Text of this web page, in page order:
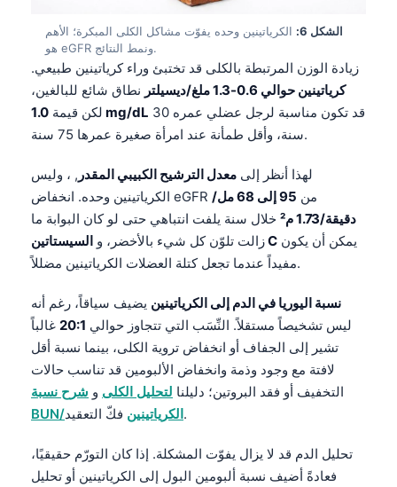
الشكل 6:
الكرياتينين وحده يفوّت مشاكل الكلى المبكرة؛ الأهم
هو eGFR ونمط النتائج.
زيادة الوزن المرتبطة بالكلى قد تختبئ وراء كرياتينين طبيعي.
كرياتينين حوالي 0.6-1.3 ملغ/ديسيلتر
نطاق شائع للبالغين،
لكن قيمة 1.0 mg/dL
سنة، وأقل طمأنة عند امرأة صغيرة عمرها 75 سنة.
لهذا أنظر إلى معدل الترشيح الكبيبي المقدر , ، وليس
الكرياتينين وحده. انخفاض eGFR من
95 إلى 68 مل/
دقيقة/1.73 م²
خلال سنة يلفت انتباهي حتى لو كان البوابة ما
زالت تلوّن كل شيء بالأخضر، والسيستاتين C
مفيداً عندما تجعل كتلة العضلات الكرياتينين مضللاً.
نسبة اليوريا في الدم إلى الكرياتينين يضيف سياقاً، رغم أنه
ليس تشخيصاً مستقلاً. النِّسَب التي تتجاوز حوالي 20:1 غالباً
تشير إلى الجفاف أو انخفاض تروية الكلى، بينما نسبة أقل
لافتة مع وجود وذمة وانخفاض الألبومين قد تناسب حالات
التخفيف أو فقد البروتين؛ دليلنا لتحليل الكلى و شرح نسبة
BUN/الكرياتينينفكّ التعقيد.
تحليل الدم قد لا يزال يفوّت المشكلة. إذا كان التورّم حقيقيًا،
فعادةً أضيف نسبة ألبومين البول إلى الكرياتينين أو تحليل
தமிழ்
ಕನ್ನಡ
മലയാളം
Bahasa Melayu
Tiếng Việt
Tagalog
ไทย
ဗမာစာ
ភាសាខ្មែរ
Kiswahili
አማርኛ
Українська
O‘zbekcha
Català
Қазақ тілі